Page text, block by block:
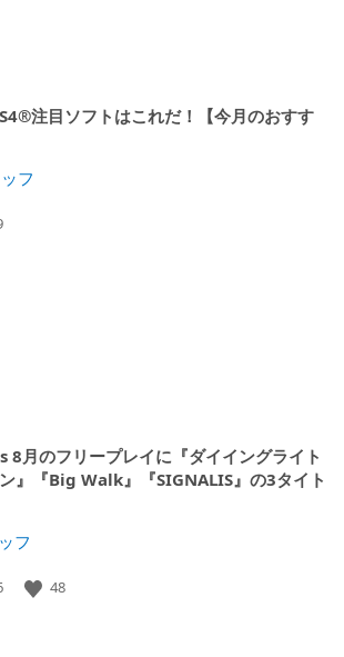
注目ソフトはこれだ！【今月のおすす
フ
月のフリープレイに『ダイイングライト
』『Big Walk』『SIGNALIS』の3タイト
フ
48